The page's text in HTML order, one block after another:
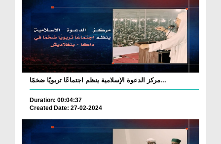
مركز الدعوة الإسلامية ينظم اجتماعًا تربويًا ضخمًا...
Duration: 00:04:37
Created Date: 27-02-2024